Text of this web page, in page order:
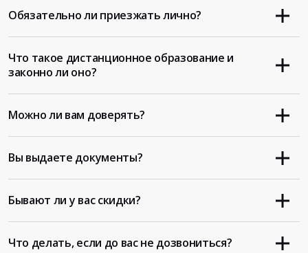
Обязательно ли приезжать лично?
Что такое дистанционное образование и
законно ли оно?
Можно ли вам доверять?
Вы выдаете документы?
Бывают ли у вас скидки?
Что делать, если до вас не дозвониться?